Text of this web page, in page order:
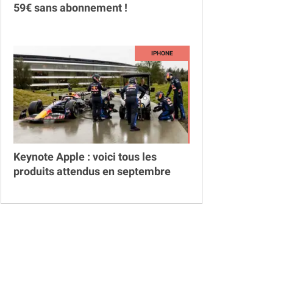
59€ sans abonnement !
Keynote Apple : voici tous les
produits attendus en septembre